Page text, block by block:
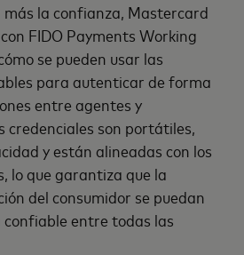
la confianza, Mastercard
FIDO Payments Working
se pueden usar las
para autenticar de forma
entre agentes y
credenciales son portátiles,
y están alineadas con los
lo que garantiza que la
del consumidor se puedan
entre todas las